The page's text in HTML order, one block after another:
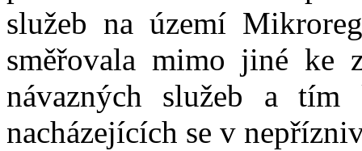
služeb na území
směřovala mimo jiné ke
návazných služeb a
nacházejících se v